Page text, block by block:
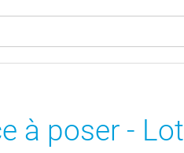
à poser - Lot